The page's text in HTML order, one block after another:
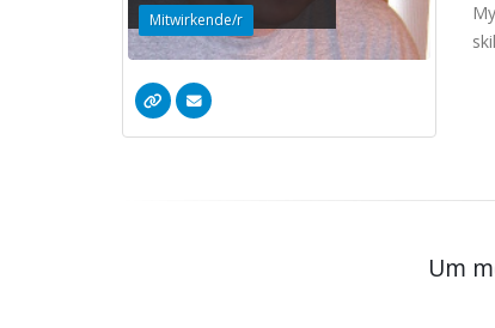
Mitwirkende/r My
Um